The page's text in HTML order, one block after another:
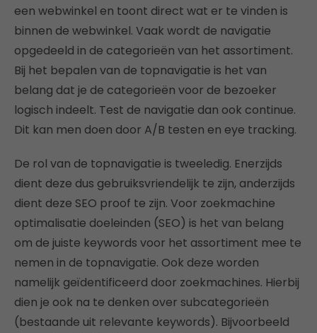
een webwinkel en toont direct wat er te vinden is
binnen de webwinkel. Vaak wordt de navigatie
opgedeeld in de categorieën van het assortiment.
Bij het bepalen van de topnavigatie is het van
belang dat je de categorieën voor de bezoeker
logisch indeelt. Test de navigatie dan ook continue.
Dit kan men doen door A/B testen en eye tracking.
De rol van de topnavigatie is tweeledig. Enerzijds
dient deze dus gebruiksvriendelijk te zijn, anderzijds
dient deze SEO proof te zijn. Voor zoekmachine
optimalisatie doeleinden (SEO) is het van belang
om de juiste keywords voor het assortiment mee te
nemen in de topnavigatie. Ook deze worden
namelijk geïdentificeerd door zoekmachines. Hierbij
dien je ook na te denken over subcategorieën
(bestaande uit relevante keywords). Bijvoorbeeld